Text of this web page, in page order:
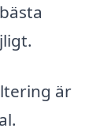
är